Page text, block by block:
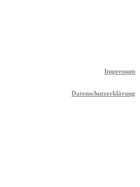
Impressum
Datenschutzerklärung